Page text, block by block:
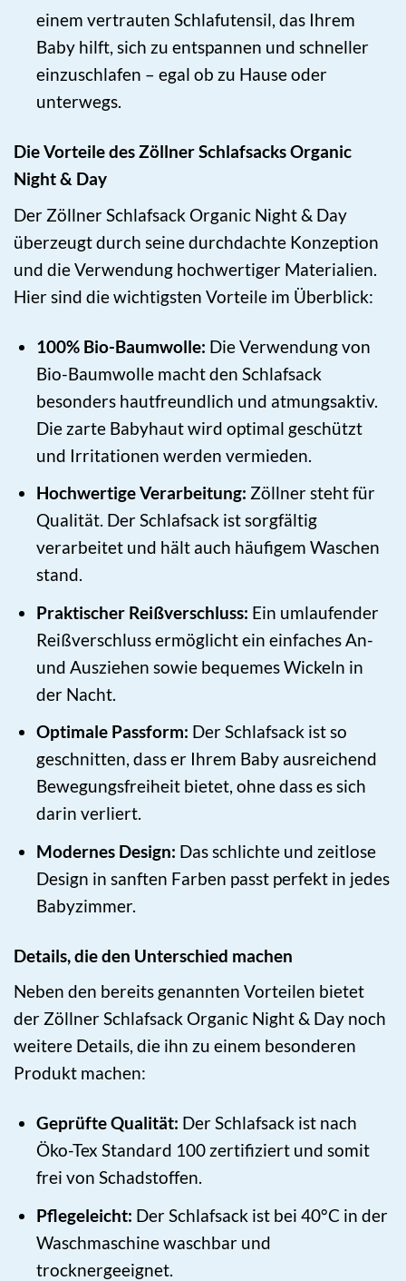
einem vertrauten Schlafutensil, das Ihrem
Baby hilft, sich zu entspannen und schneller
einzuschlafen – egal ob zu Hause oder
unterwegs.
Die Vorteile des Zöllner Schlafsacks Organic
Night & Day
Der Zöllner Schlafsack Organic Night & Day
überzeugt durch seine durchdachte Konzeption
und die Verwendung hochwertiger Materialien.
Hier sind die wichtigsten Vorteile im Überblick:
100% Bio-Baumwolle: Die Verwendung von
Bio-Baumwolle macht den Schlafsack
besonders hautfreundlich und atmungsaktiv.
Die zarte Babyhaut wird optimal geschützt
und Irritationen werden vermieden.
Hochwertige Verarbeitung: Zöllner steht für
Qualität. Der Schlafsack ist sorgfältig
verarbeitet und hält auch häufigem Waschen
stand.
Praktischer Reißverschluss: Ein umlaufender
Reißverschluss ermöglicht ein einfaches An-
und Ausziehen sowie bequemes Wickeln in
der Nacht.
Optimale Passform: Der Schlafsack ist so
geschnitten, dass er Ihrem Baby ausreichend
Bewegungsfreiheit bietet, ohne dass es sich
darin verliert.
Modernes Design: Das schlichte und zeitlose
Design in sanften Farben passt perfekt in jedes
Babyzimmer.
Details, die den Unterschied machen
Neben den bereits genannten Vorteilen bietet
der Zöllner Schlafsack Organic Night & Day noch
weitere Details, die ihn zu einem besonderen
Produkt machen:
Geprüfte Qualität: Der Schlafsack ist nach
Öko-Tex Standard 100 zertifiziert und somit
frei von Schadstoffen.
Pflegeleicht: Der Schlafsack ist bei 40°C in der
Waschmaschine waschbar und
trocknergeeignet.